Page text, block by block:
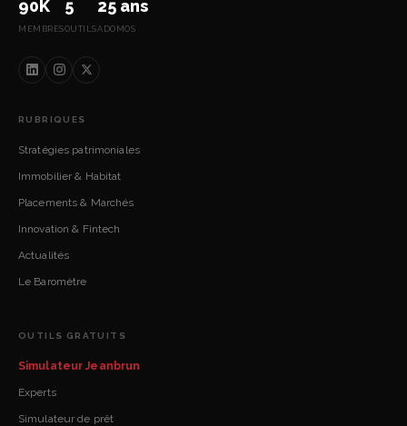
90K
MEMBRES
5
OUTILS
25 ans
ADOMOS
RUBRIQUES
Stratégies patrimoniales
Immobilier & Habitat
Placements & Marchés
Innovation & Fintech
Actualités
Le Baromètre
OUTILS GRATUITS
Simulateur Jeanbrun
Experts
Simulateur de prêt